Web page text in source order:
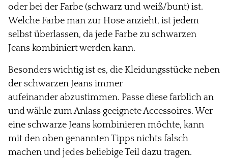
oder bei der Farbe (schwarz und weiß/bunt) ist.
Welche Farbe man zur Hose anzieht, ist jedem
selbst überlassen, da jede Farbe zu schwarzen
Jeans kombiniert werden kann.
Besonders wichtig ist es, die Kleidungsstücke neben
der schwarzen Jeans immer
aufeinander abzustimmen. Passe diese farblich an
und wähle zum Anlass geeignete Accessoires. Wer
eine schwarze Jeans kombinieren möchte, kann
mit den oben genannten Tipps nichts falsch
machen und jedes beliebigeTeil dazu tragen.